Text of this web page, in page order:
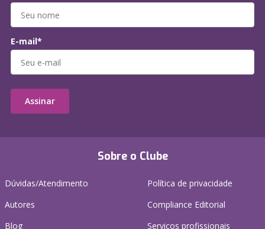
Sobre o Clube
Dúvidas/Atendimento
Autores
Blog
Política de privacidade
Compliance Editorial
Serviços profissionais
E-mail*
Assinar